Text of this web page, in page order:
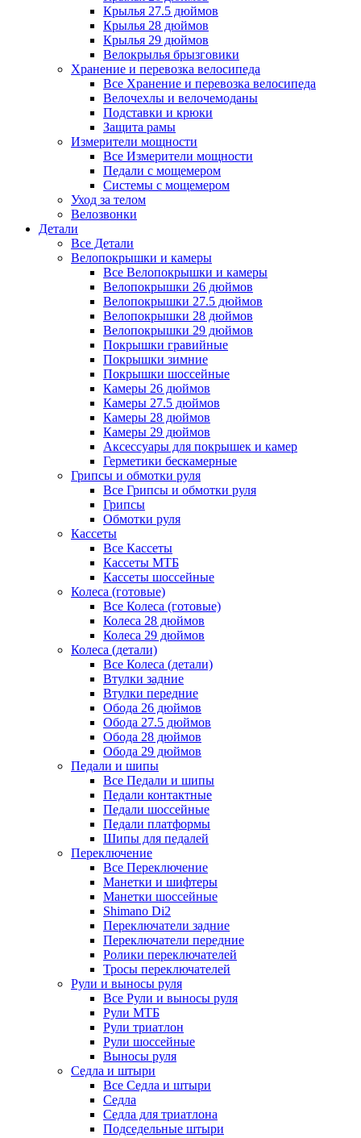
Крылья 27.5 дюймов
Крылья 28 дюймов
Крылья 29 дюймов
Велокрылья брызговики
Хранение и перевозка велосипеда
Все Хранение и перевозка велосипеда
Велочехлы и велочемоданы
Подставки и крюки
Защита рамы
Измерители мощности
Все Измерители мощности
Педали с мощемером
Системы с мощемером
Уход за телом
Велозвонки
Детали
Все Детали
Велопокрышки и камеры
Все Велопокрышки и камеры
Велопокрышки 26 дюймов
Велопокрышки 27.5 дюймов
Велопокрышки 28 дюймов
Велопокрышки 29 дюймов
Покрышки гравийные
Покрышки зимние
Покрышки шоссейные
Камеры 26 дюймов
Камеры 27.5 дюймов
Камеры 28 дюймов
Камеры 29 дюймов
Аксессуары для покрышек и камер
Герметики бескамерные
Грипсы и обмотки руля
Все Грипсы и обмотки руля
Грипсы
Обмотки руля
Кассеты
Все Кассеты
Кассеты МТБ
Кассеты шоссейные
Колеса (готовые)
Все Колеса (готовые)
Колеса 28 дюймов
Колеса 29 дюймов
Колеса (детали)
Все Колеса (детали)
Втулки задние
Втулки передние
Обода 26 дюймов
Обода 27.5 дюймов
Обода 28 дюймов
Обода 29 дюймов
Педали и шипы
Все Педали и шипы
Педали контактные
Педали шоссейные
Педали платформы
Шипы для педалей
Переключение
Все Переключение
Манетки и шифтеры
Манетки шоссейные
Shimano Di2
Переключатели задние
Переключатели передние
Ролики переключателей
Тросы переключателей
Рули и выносы руля
Все Рули и выносы руля
Рули МТБ
Рули триатлон
Рули шоссейные
Выносы руля
Седла и штыри
Все Седла и штыри
Седла
Седла для триатлона
Подседельные штыри